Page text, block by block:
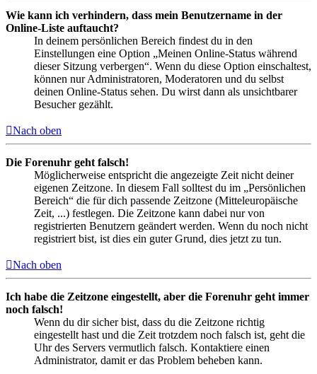
Wie kann ich verhindern, dass mein Benutzername in der
Online-Liste auftaucht?
In deinem persönlichen Bereich findest du in den
Einstellungen eine Option „Meinen Online-Status während
dieser Sitzung verbergen“. Wenn du diese Option einschaltest,
können nur Administratoren, Moderatoren und du selbst
deinen Online-Status sehen. Du wirst dann als unsichtbarer
Besucher gezählt.
Nach oben
Die Forenuhr geht falsch!
Möglicherweise entspricht die angezeigte Zeit nicht deiner
eigenen Zeitzone. In diesem Fall solltest du im „Persönlichen
Bereich“ die für dich passende Zeitzone (Mitteleuropäische
Zeit, ...) festlegen. Die Zeitzone kann dabei nur von
registrierten Benutzern geändert werden. Wenn du noch nicht
registriert bist, ist dies ein guter Grund, dies jetzt zu tun.
Nach oben
Ich habe die Zeitzone eingestellt, aber die Forenuhr geht immer
noch falsch!
Wenn du dir sicher bist, dass du die Zeitzone richtig
eingestellt hast und die Zeit trotzdem noch falsch ist, geht die
Uhr des Servers vermutlich falsch. Kontaktiere einen
Administrator, damit er das Problem beheben kann.